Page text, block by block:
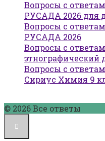
Вопросы с
РУСАДА 2026 для
Вопросы с
РУСАДА 2026
Вопросы с
этнографический
Вопросы с
Сириус Химия 9
© 2026 Все ответы